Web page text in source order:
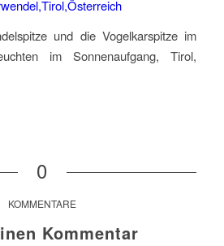
und die Vogelkarspitze im
im Sonnenaufgang, Tirol,
0
KOMMENTARE
Kommentar